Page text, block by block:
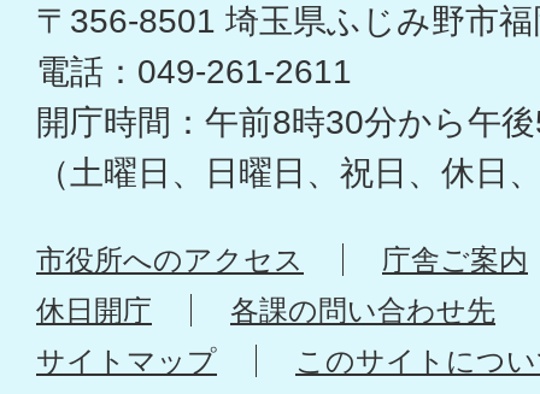
〒356-8501 埼玉県ふじみ野市
電話：049-261-2611
開庁時間：午前8時30分から午
（土曜日、日曜日、祝日、休日
市役所へのアクセス
庁舎ご案内
休日開庁
各課の問い合わせ先
サイトマップ
このサイトにつ